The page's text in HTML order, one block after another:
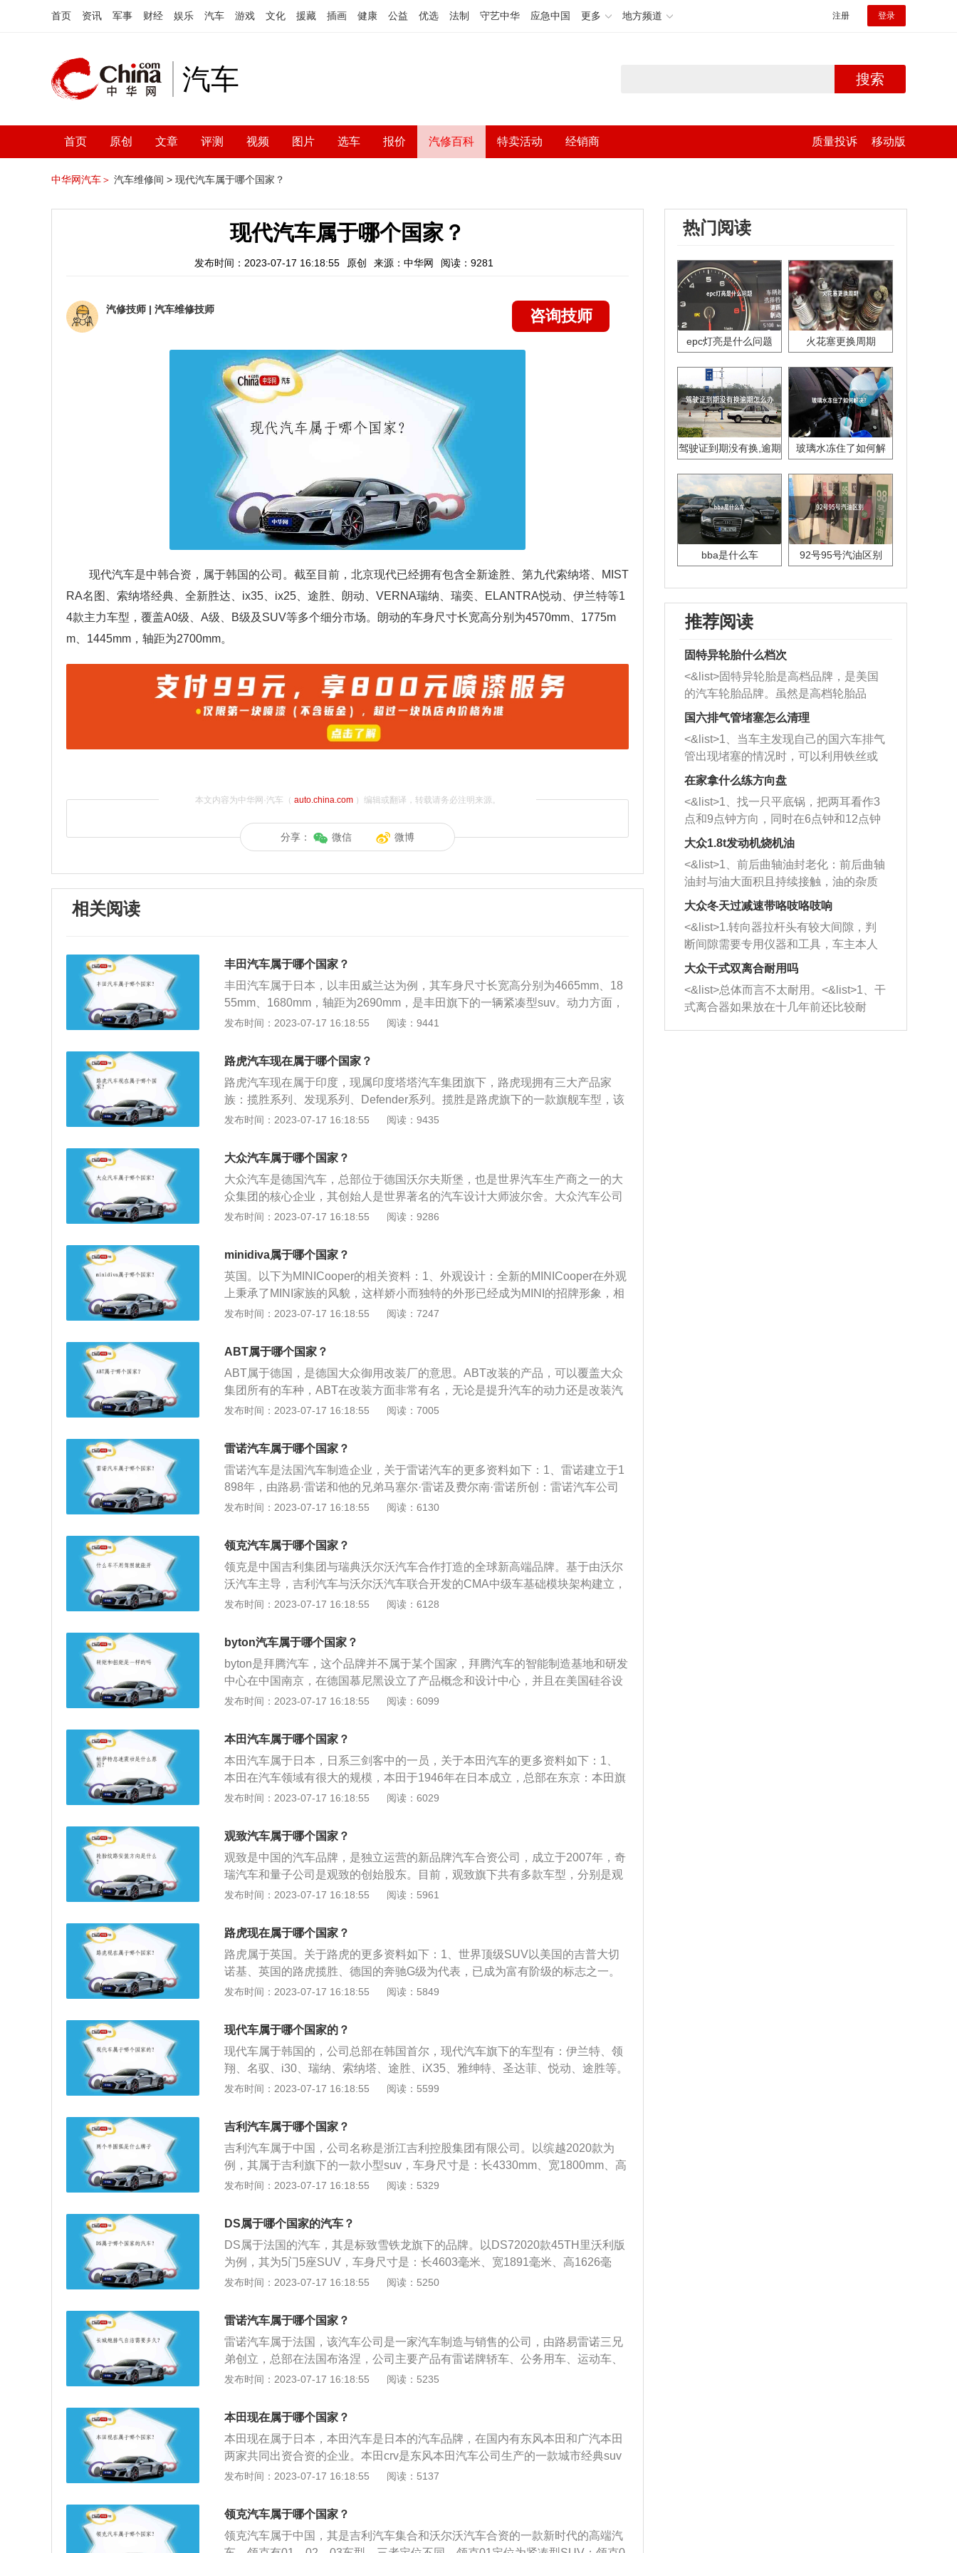
首页 资讯 军事 财经 娱乐 汽车 游戏 文化 援藏 插画 健康 公益 优选 法制 守艺中华 应急中国 更多 地方频道 注册 登录
汽车 搜索
首页 原创 文章 评测 视频 图片 选车 报价 汽修百科 特卖活动 经销商 质量投诉 移动版
中华网汽车＞ 汽车维修间 > 现代汽车属于哪个国家？
现代汽车属于哪个国家？
发布时间：2023-07-17 16:18:55 原创 来源：中华网 阅读：9281
汽修技师 | 汽车维修技师 咨询技师
现代汽车是中韩合资，属于韩国的公司。截至目前，北京现代已经拥有包含全新途胜、第九代索纳塔、MIST
RA名图、索纳塔经典、全新胜达、ix35、ix25、途胜、朗动、VERNA瑞纳、瑞奕、ELANTRA悦动、伊兰特等1
4款主力车型，覆盖A0级、A级、B级及SUV等多个细分市场。朗动的车身尺寸长宽高分别为4570mm、1775m
m、1445mm，轴距为2700mm。
本文内容为中华网·汽车（ auto.china.com）编辑或翻译，转载请务必注明来源。
分享： 微信 微博
相关阅读
丰田汽车属于哪个国家？
丰田汽车属于日本，以丰田威兰达为例，其车身尺寸长宽高分别为4665mm、18
55mm、1680mm，轴距为2690mm，是丰田旗下的一辆紧凑型suv。动力方面，
丰田威兰达搭载2.0升自然吸气发动机和2.5升自然吸气发动机。威兰达的2.0升自
到5000转，最大功率转速为每分钟6600转，与之匹配的是cvt变速器。
发布时间：2023-07-17 16:18:55 阅读：9441
路虎汽车现在属于哪个国家？
路虎汽车现在属于印度，现属印度塔塔汽车集团旗下，路虎现拥有三大产品家
族：揽胜系列、发现系列、Defender系列。揽胜是路虎旗下的一款旗舰车型，该
车的长宽高分别为4999mm、2073mm、1835mm，轴距为2922mm，驱动方式为
压发动机、高功率版3.0升双增压发动机和5.0升v8机械增压发动机，与这三款发
动机都是匹配的8at变速箱。
发布时间：2023-07-17 16:18:55 阅读：9435
大众汽车属于哪个国家？
大众汽车是德国汽车，总部位于德国沃尔夫斯堡，也是世界汽车生产商之一的大
众集团的核心企业，其创始人是世界著名的汽车设计大师波尔舍。大众汽车公司
经营汽车产品占主要地位，是一个在全世界许多国家都有汽车活动的跨国汽车集
迪、斯柯达、保时捷、兰博基尼、西亚特、布加迪、宾利、斯堪尼亚、MAN、杜
发布时间：2023-07-17 16:18:55 阅读：9286
minidiva属于哪个国家？
英国。以下为MINICooper的相关资料：1、外观设计：全新的MINICooper在外观
上秉承了MINI家族的风貌，这样娇小而独特的外形已经成为MINI的招牌形象，相
信不管怎样升级、改款，厂方也会保留其超过90%的外观特征的。MINICooper的
颜色；2、配置方面：MINICooper采用前置发动机前轮驱动，四缸16气门的发动
机排量为1.6L，MINICooper装备的是四轮独立跑车化悬架系统，以及后轴多连杆
悬架系统，提供了极为优越的道路操控性。
发布时间：2023-07-17 16:18:55 阅读：7247
ABT属于哪个国家？
ABT属于德国，是德国大众御用改装厂的意思。ABT改装的产品，可以覆盖大众
集团所有的车种，ABT在改装方面非常有名，无论是提升汽车的动力还是改装汽
车的外观，车辆内外各种改装产品，以及琳琅满目的竞技用品，只要是车主想要
的内饰改装：ABT喜欢采用具有赛车科技感的铝合金和碳纤维材质来改装汽车的
内饰，改装之后汽车的质感和精致度都有所提升，在业界方面也是处于领先的地
位。2、动力方面的改装：ABT开始在引擎排气量与基本结构不变的情况下，改
变发动机的动力总成，这样不仅可以改变发动机的动力，同时还可以降低发动机
改装的成本，轻轻松松可以提升汽车的动力。3、底盘悬挂的改装：是ABT极为
后，能够有效提升车辆的操控性，同时还能兼顾一定的舒适性。
发布时间：2023-07-17 16:18:55 阅读：7005
雷诺汽车属于哪个国家？
雷诺汽车是法国汽车制造企业，关于雷诺汽车的更多资料如下：1、雷诺建立于1
898年，由路易·雷诺和他的兄弟马塞尔·雷诺及费尔南·雷诺所创：雷诺汽车公司
以创始人路易斯·雷诺的姓氏命名,图形商标是四个菱形拼成的图案，象征雷诺三
展。2、雷诺主要生产的车辆种类有赛车、小型车、中型车、休旅车、大型车(包
含卡车和工程用车及巴士)等：雷诺第一次进入美国市场销售是1950年代及1960
年代之间，雷诺汽车在美国市场确定的品牌发音方式是“Ren-ALT”。
发布时间：2023-07-17 16:18:55 阅读：6130
领克汽车属于哪个国家？
领克是中国吉利集团与瑞典沃尔沃汽车合作打造的全球新高端品牌。基于由沃尔
沃汽车主导，吉利汽车与沃尔沃汽车联合开发的CMA中级车基础模块架构建立，
于2016年10月20日在柏林发布。由坐落于哥德堡的吉利汽车欧洲研发中心（CE
地。主要车型有领克01、领克02、领克03、领克05、领克06。领克重要发展历
程如下：2017年4月16日，领克品牌在中国正式发布。2017年11月28日，领克首
款车型领克01在宁波国际赛车场正式上市。2018年8月20日，领克全国31个城市
的32家领克中心联合宣布开业。2021年11月18日，领克在广州车展前夜宣布“亚
太计划”正式落地科威特。
发布时间：2023-07-17 16:18:55 阅读：6128
byton汽车属于哪个国家？
byton是拜腾汽车，这个品牌并不属于某个国家，拜腾汽车的智能制造基地和研发
中心在中国南京，在德国慕尼黑设立了产品概念和设计中心，并且在美国硅谷设
有负责用户界面和自动驾驶系统开发的研发中心。以下是关于拜腾的相关介绍：
的交通工具，而是通过各种设计和科技提高用户的出行体验，拜腾的纯电动汽车
更像是一个高科技数码产品。2、拜腾的首款量产车型BYTONM-Byte目前还未在
国内正式有售。这款车在外形上看的确足够吸引眼球，封闭式的前脸，被一条LE
D灯带贯穿，中间位置是会发光的品牌LOGO，整体设计充满攻击感。3、它的整
车尺寸长宽高分别达到了4580mm，1960mm，1695mm，轴距达到了2945mm。
发布时间：2023-07-17 16:18:55 阅读：6099
本田汽车属于哪个国家？
本田汽车属于日本，日系三剑客中的一员，关于本田汽车的更多资料如下：1、
本田在汽车领域有很大的规模，本田于1946年在日本成立，总部在东京：本田旗
下的产品除了摩托车和汽车，还有发电机，农机等机械产品，本田在日本本土占
田汽车于中国建立整车与发动机合资企业：本田旗下的高端汽车品牌“Acura”进入
中国，并命名为“讴歌”。3、本田旗下的车型在中国分由东风汽车集团以及广州汽
车集团生产：东风汽车集团生产的著名本田车型有CR-V，思域等；而广州汽车集
团旗下生产的本田车型有雅阁、奥德赛、飞度等等，讴歌品牌也属于广州汽车集
团。
发布时间：2023-07-17 16:18:55 阅读：6029
观致汽车属于哪个国家？
观致是中国的汽车品牌，是独立运营的新品牌汽车合资公司，成立于2007年，奇
瑞汽车和量子公司是观致的创始股东。目前，观致旗下共有多款车型，分别是观
致3轿车、观致3SUV版、观致3EV版、观致5轿车、观致5SUV版等等。发展历
月，观致3轿车正式上市。2014年6月，观致3五门版正式上市。2014年12月，观
致3都市SUV正式上市。2016年3月，第四款车型观致5SUV正式上市。2016年1
1月，第五款车型观致3GT正式上市。2017年4月，观致ModelK-EV超级电动概念
车亮相。2019年8月，首款“国六”排放标准产品观致5S开启预售。
发布时间：2023-07-17 16:18:55 阅读：5961
路虎现在属于哪个国家？
路虎属于英国。关于路虎的更多资料如下：1、世界顶级SUV以美国的吉普大切
诺基、英国的路虎揽胜、德国的奔驰G级为代表，已成为富有阶级的标志之一。
2、路虎(Rover)的名字源自于北欧一个骁勇善战的海上民族，是一个历史悠久的
架结构在传统承载式车身的基础上嵌大梁，兼具承载式与非承载式的优点，刚性
与车重之间取得平衡。
发布时间：2023-07-17 16:18:55 阅读：5849
现代车属于哪个国家的？
现代车属于韩国的，公司总部在韩国首尔，现代汽车旗下的车型有：伊兰特、领
翔、名驭、i30、瑞纳、索纳塔、途胜、iX35、雅绅特、圣达菲、悦动、途胜等。
以现代途胜为例，其是一款主打年轻市场的城市SUV，采用前轮驱动的方式。途
方面，其长宽高分别为4545mm、1850mm、1670mm，轴距为2670mm。
发布时间：2023-07-17 16:18:55 阅读：5599
吉利汽车属于哪个国家？
吉利汽车属于中国，公司名称是浙江吉利控股集团有限公司。以缤越2020款为
例，其属于吉利旗下的一款小型suv，车身尺寸是：长4330mm、宽1800mm、高
1609mm，轴距为2600mm，油箱容积为45l，整备质量是1310kg。缤越2020款
匹配的是6挡手动变速箱，其悬架系统采用了麦弗逊式独立前悬架和扭力梁式非
发布时间：2023-07-17 16:18:55 阅读：5329
DS属于哪个国家的汽车？
DS属于法国的汽车，其是标致雪铁龙旗下的品牌。以DS72020款45TH里沃利版
为例，其为5门5座SUV，车身尺寸是：长4603毫米、宽1891毫米、高1626毫
米，轴距为2740毫米，油箱容积为60升，行李箱容积为550升。DS72020款45T
牛米，配置了8挡手自一体变速箱。
发布时间：2023-07-17 16:18:55 阅读：5250
雷诺汽车属于哪个国家？
雷诺汽车属于法国，该汽车公司是一家汽车制造与销售的公司，由路易雷诺三兄
弟创立，总部在法国布洛涅，公司主要产品有雷诺牌轿车、公务用车、运动车、
赛车、小型车、中型车、休旅车、大型车等。以雷诺风朗为例，其是一款紧凑型
面，雷诺风朗搭载的是1.6升和2.0升四缸汽油发动机，最大功率分别达到110马力
和140马力，与之匹配的是XTRONICCVT变速器。
发布时间：2023-07-17 16:18:55 阅读：5235
本田现在属于哪个国家？
本田现在属于日本，本田汽车是日本的汽车品牌，在国内有东风本田和广汽本田
两家共同出资合资的企业。本田crv是东风本田汽车公司生产的一款城市经典suv
车型，其长宽高分别为4550mm、1820mm、1685mm，轴距为2620mm。配置方
及带预紧器和负载限制器的座椅安全系统等。动力方面，该车搭载了两款发动
机，一款是2.0升自然吸气发动机，另一款是1.5升涡轮增压发动机。
发布时间：2023-07-17 16:18:55 阅读：5137
领克汽车属于哪个国家？
领克汽车属于中国，其是吉利汽车集合和沃尔沃汽车合资的一款新时代的高端汽
热门阅读
epc灯亮是什么问题 火花塞更换周期
驾驶证到期没有换,逾期
玻璃水冻住了如何解
bba是什么车 92号95号汽油区别
推荐阅读
固特异轮胎什么档次
<&list>固特异轮胎是高档品牌，是美国
的汽车轮胎品牌。虽然是高档轮胎品
牌，但是中高低端的轮胎都有生产，这
也是为了更好的开拓市场。
国六排气管堵塞怎么清理
<&list>1、当车主发现自己的国六车排气
管出现堵塞的情况时，可以利用铁丝或
者是细棍，直接将杂物给取出来，如果
堵塞情况比较严重，也可以采取应急措
施。 <&list>2、直接利用木棍将所有的
杂物推到排气管里面的位置处，然后将
三元催化器拆解开，就可以将堵塞的东
西取出来。但如果是因为积碳过多引起
的堵塞，就需要将三元催化器泡在草酸
洗剂对堵塞的情况得到解决，将清洗剂
放在燃油箱中，与燃油混合后，车辆启
动时，就可以和汽油一起进入到燃烧
室，最后形成废气排出，就可以让三元
催化器得到清洗，排气管堵塞的情况就
能够得到解决。
在家拿什么练方向盘
<&list>1、找一只平底锅，把两耳看作3
点和9点钟方向，同时在6点钟和12点钟
方向做一个标记。 <&list>2、双手握住
一圈半的练习，往右同样也要打相同的
圈数。 <&list>3、最后强调要反复练
习，这样就可以形成肌肉记忆，在真实
驾驶车辆时，不需要记忆也能打好方
向。
大众1.8t发动机烧机油
<&list>1、前后曲轴油封老化：前后曲轴
油封与油大面积且持续接触，油的杂质
和发动机内持续温度变化使其密封效果
逐渐减弱，导致渗油或漏油。<&list>2、
活塞间隙过大：积碳会使活塞环与缸体
的间隙扩大，导致机油流入燃烧室中，
造成烧机油。<&list>3、机油粘度。使用
机油粘度过小的话，同样会有烧机油现
象，机油粘度过小具有很好的流动性，
大众冬天过减速带咯吱咯吱响
<&list>1.转向器拉杆头有较大间隙，判
断间隙需要专用仪器和工具，车主本人
无法制作，需要将车辆送到修理厂或4s
店；<&list>2.车辆半轴套管防尘罩破
裂，破裂后会出现漏油现象，使半轴磨
损严重，磨损的半轴容易损坏，产生异
响；<&list>3.稳定器的转向胶套和球头
大众干式双离合耐用吗
<&list>总体而言不太耐用。<&list>1、干
式离合器如果放在十几年前还比较耐